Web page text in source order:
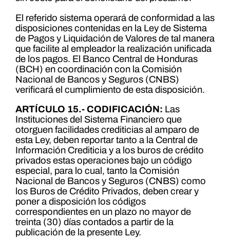
El referido sistema operará de conformidad a las
disposiciones contenidas en la Ley de Sistema
de Pagos y Liquidación de Valores de tal manera
que facilite al empleador la realización unificada
de los pagos. El Banco Central de Honduras
(BCH) en coordinación con la Comisión
Nacional de Bancos y Seguros (CNBS)
verificará el cumplimiento de esta disposición.
ARTÍCULO 15.- CODIFICACIÓN: Las
Instituciones del Sistema Financiero que
otorguen facilidades crediticias al amparo de
esta Ley, deben reportar tanto a la Central de
Información Crediticia y a los buros de crédito
privados estas operaciones bajo un código
especial, para lo cual, tanto la Comisión
Nacional de Bancos y Seguros (CNBS) como
los Buros de Crédito Privados, deben crear y
poner a disposición los códigos
correspondientes en un plazo no mayor de
treinta (30) días contados a partir de la
publicación de la presente Ley.